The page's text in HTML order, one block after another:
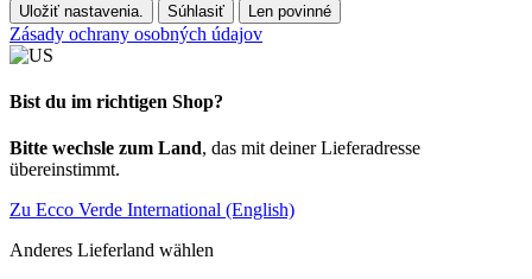
Uložiť nastavenia. Súhlasiť Len povinné
Zásady ochrany osobných údajov
Bist du im richtigen Shop?
Bitte wechsle zum Land, das mit deiner Lieferadresse
übereinstimmt.
Zu Ecco Verde International (English)
Anderes Lieferland wählen